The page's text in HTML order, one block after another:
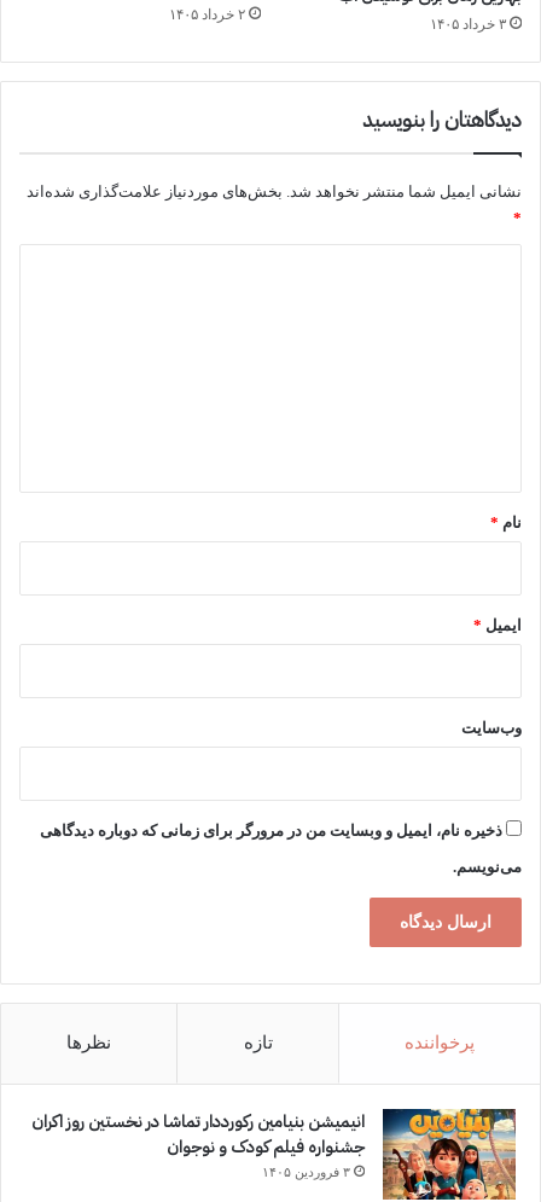
۳ خرداد ۱۴۰۵
۲ خرداد ۱۴۰۵
دیدگاهتان را بنویسید
نشانی ایمیل شما منتشر نخواهد شد. بخش‌های موردنیاز علامت‌گذاری شده‌اند
*
نام *
ایمیل *
وب‌سایت
ذخیره نام، ایمیل و وبسایت من در مرورگر برای زمانی که دوباره دیدگاهی
می‌نویسم.
پرخواننده تازه نظرها
انیمیشن بنیامین رکورددار تماشا در نخستین روز اکران‌
جشنواره فیلم کودک و نوجوان
۳ فروردین ۱۴۰۵